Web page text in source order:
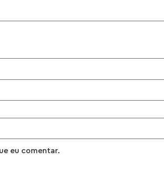
eu comentar.